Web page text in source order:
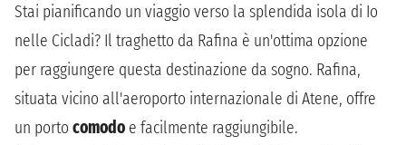
Stai pianificando un viaggio verso la splendida isola di Io
nelle Cicladi? Il traghetto da Rafina è un'ottima opzione
per raggiungere questa destinazione da sogno. Rafina,
situata vicino all'aeroporto internazionale di Atene, offre
un porto comodo e facilmente raggiungibile.